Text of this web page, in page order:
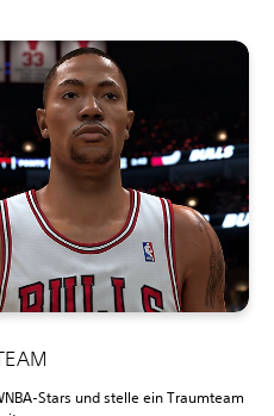
Stars und stelle ein Traumteam